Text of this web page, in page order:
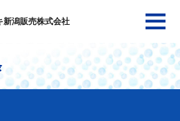
新潟販売株式会社